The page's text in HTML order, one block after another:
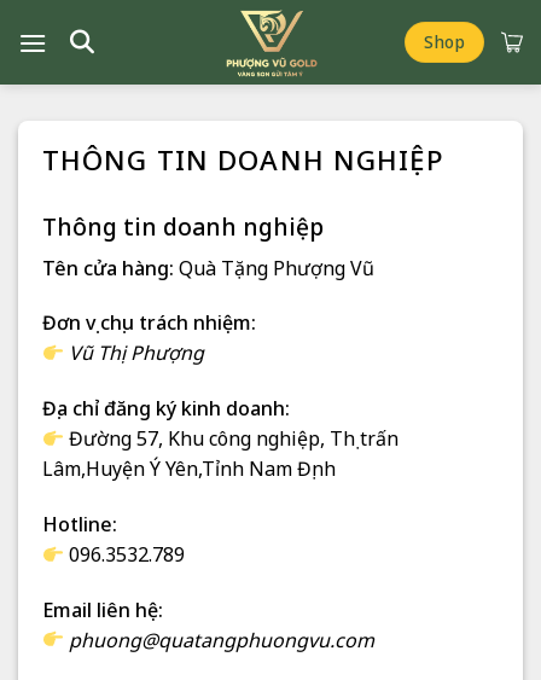
đến
Shop
THÔNG TIN DOANH NGHIỆP
Thông tin doanh nghiệp
Tên cửa hàng: Quà Tặng Phượng Vũ
Đơn vị chịu trách nhiệm:
Vũ Thị Phượng
Địa chỉ đăng ký kinh doanh:
Đường 57, Khu công nghiệp, Thị trấn
Lâm,Huyện Ý Yên,Tỉnh Nam Định
Hotline:
096.3532.789
Email liên hệ:
phuong@quatangphuongvu.com